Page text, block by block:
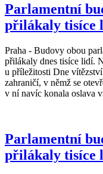
Parlamentní
přilákaly tisíce
Praha - Budovy obou
přilákaly dnes tisíce lidí.
u příležitosti Dne
zahraničí, v němž se
v ní navíc konala oslava
Parlamentní
přilákaly tisíce